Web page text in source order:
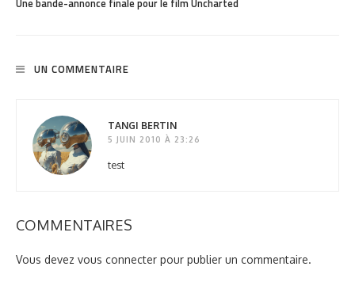
Une bande-annonce finale pour le film Uncharted
UN COMMENTAIRE
TANGI BERTIN
5 JUIN 2010 À 23:26
test
COMMENTAIRES
Vous devez vous connecter pour publier un commentaire.